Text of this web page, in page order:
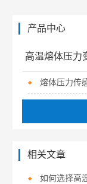
产品中心
高温熔体压力
熔体压力传
相关文章
如何选择高